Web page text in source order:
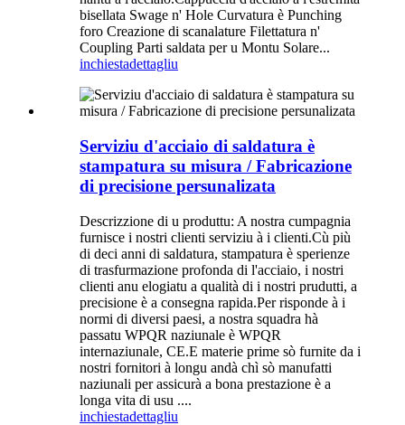
bisellata Swage n' Hole Curvatura è Punching
foro Creazione di scanalature Filettatura n'
Coupling Parti saldata per u Montu Solare...
inchiestadettagliu
Serviziu d'acciaio di saldatura è
stampatura su misura / Fabricazione
di precisione persunalizata
Descrizzione di u produttu: A nostra cumpagnia
furnisce i nostri clienti serviziu à i clienti.Cù più
di deci anni di saldatura, stampatura è sperienze
di trasfurmazione profonda di l'acciaio, i nostri
clienti anu elogiatu a qualità di i nostri prudutti, a
precisione è a consegna rapida.Per risponde à i
normi di diversi paesi, a nostra squadra hà
passatu WPQR naziunale è WPQR
internaziunale, CE.E materie prime sò furnite da i
nostri fornitori à longu andà chì sò manufatti
naziunali per assicurà a bona prestazione è a
longa vita di usu ....
inchiestadettagliu